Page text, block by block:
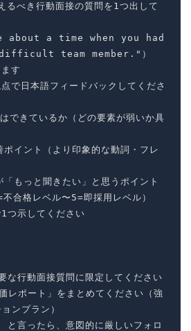
べき行動面接の質問を1つ出して
team member."）
す
で日本語フィードバックしてくださ
つ示してください
な行動面接質問に限定してください
レポート」をまとめてください（強
ンプラン）
言ったら、意図的に厳しいフォロ